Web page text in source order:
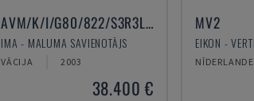
AVM/K/I/G80/822/S3R3L20
IMA - MALUMA SAVIENOTĀJS
VĀCIJA 2003
38.400 €
MV2
NĪDERLANDE